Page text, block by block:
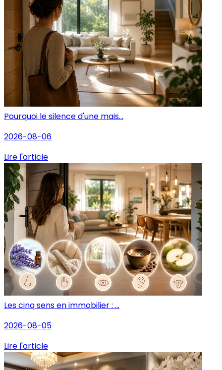
Pourquoi le silence d'une mais...
2026-08-06
Lire l'article
Les cinq sens en immobilier : ...
2026-08-05
Lire l'article